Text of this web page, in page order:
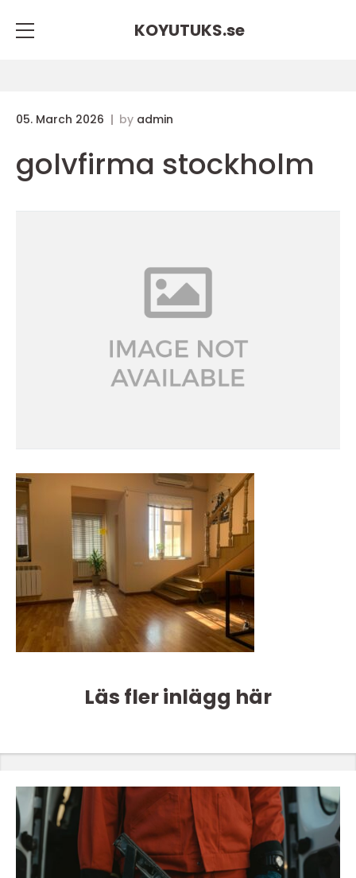
KOYUTUKS.se
05. March 2026 by admin
golvfirma stockholm
Läs fler inlägg här